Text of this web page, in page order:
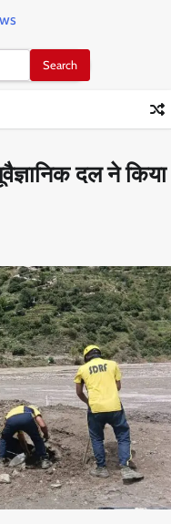
दल ने किया